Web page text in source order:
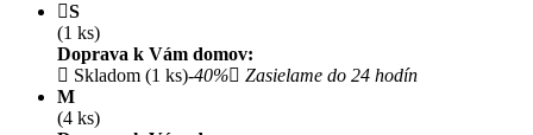
S
(1 ks)
Doprava k Vám domov:
Skladom (1 ks)-40%
Zasielame do 24 hodín
M
(4 ks)